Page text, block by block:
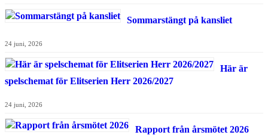
Sommarstängt på kansliet
24 juni, 2026
Här är
spelschemat för Elitserien Herr 2026/2027
24 juni, 2026
Rapport från årsmötet 2026